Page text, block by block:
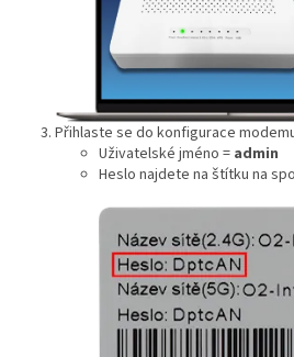
Přihlaste se do konfigurace
Uživatelské jméno = admin
Heslo najdete na štítku na